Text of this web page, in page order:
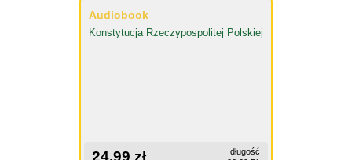
Audiobook
Konstytucja Rzeczypospolitej Polskiej
24,99 zł
długość